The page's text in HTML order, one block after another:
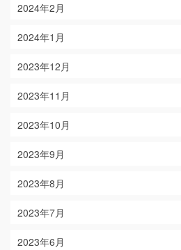
2024年2月
2024年1月
2023年12月
2023年11月
2023年10月
2023年9月
2023年8月
2023年7月
2023年6月